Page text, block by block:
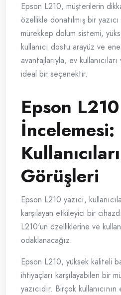
Epson L210, müşterilerin
özellikle donatılmış bir
mürekkep dolum sistemi,
kullanıcı dostu arayüz ve
avantajlarıyla, ev
ideal bir seçenektir.
Epson L210
İncelemesi:
Görüşleri
Epson L210 yazıcı,
karşılayan etkileyici bir
L210'un özelliklerine ve
odaklanacağız.
Epson L210, yüksek kaliteli
ihtiyaçları karşılayabilen bir
yazıcıdır. Birçok